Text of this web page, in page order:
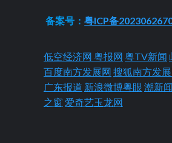
备案号：粤ICP备
低空经济网 粤报网 粤TV新闻
百度南方发展网 搜狐南方发
广东报道 新浪微博粤眼 潮新
之窗 爱奇艺玉龙网